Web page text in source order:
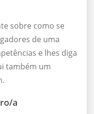
sobre como se
de uma
e lhes diga
também um
a